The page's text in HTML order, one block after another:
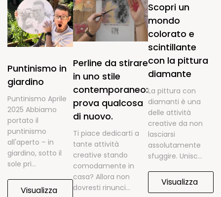
Puntinismo in
giardino
Puntinismo Aprile
2025 Abbiamo
portato il
puntinismo
all'aperto – in
giardino, sotto il
sole pri...
Visualizza
Perline da stirare
in uno stile
contemporaneo:
prova qualcosa
di nuovo.
Ti piace dedicarti a
tante attività
creative stando
comodamente in
casa? Allora non
dovresti rinunci...
Scopri un
mondo
colorato e
scintillante
con la pittura
diamante
La pittura con
diamanti è una
delle attività
creative da non
lasciarsi
assolutamente
sfuggire. Unisc...
Visualizza